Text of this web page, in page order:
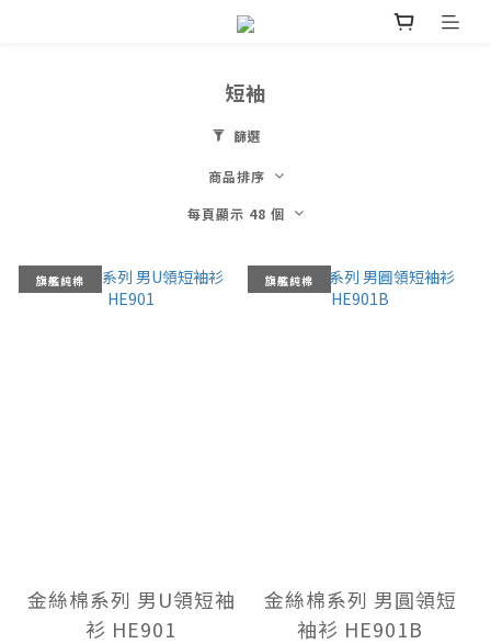
短袖
篩選
商品排序
每頁顯示 48 個
旗艦純棉
金絲棉系列 男U領短袖
衫 HE901
旗艦純棉
金絲棉系列 男圓領短
袖衫 HE901B